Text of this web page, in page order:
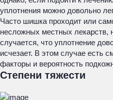
уплотнения можно довольно
Часто шишка проходит или
несложных местных лекарств,
случается, что уплотнение
исчезает. В этом случае есть
факторы и вероятность
Степени тяжести